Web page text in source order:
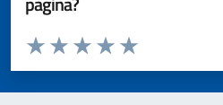
Valuta da 1 a 5 stelle la pagina
Valuta 5 stelle
Valuta 4 stelle su 5
Valuta 3 stelle su 5
Valuta 2 stelle su 5
Valuta 1 stelle su 5